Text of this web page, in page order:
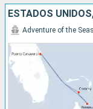
ESTADOS
Adventure of the Seas